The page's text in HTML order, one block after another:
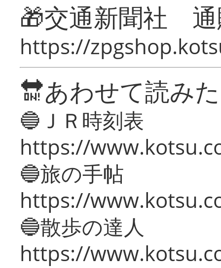
🎁交通新聞社
https://
🔛あわせて読み
🔵ＪＲ時刻表
https://
🔵旅の手帖
https://
🔵散歩の達人
https://